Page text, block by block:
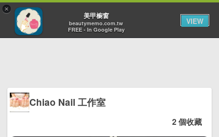
Chiao Nail 工作室
2 個收藏
×
美甲櫥窗
beautymemo.com.tw
FREE - In Google Play
VIEW